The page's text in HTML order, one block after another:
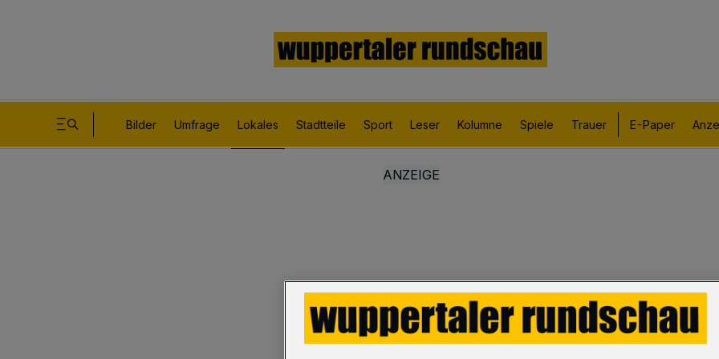
Bilder Umfrage Lokales Stadtteile Sport Leser Kolumne Spiele Trauer E-Paper